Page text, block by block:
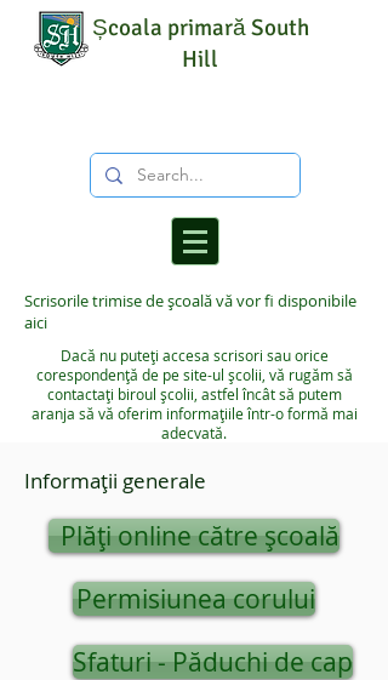
Școala primară South
Hill
Scrisorile trimise de școală vă vor fi disponibile
aici
Dacă nu puteți accesa scrisori sau orice
corespondență de pe site-ul școlii, vă rugăm să
contactați biroul școlii, astfel încât să putem
aranja să vă oferim informațiile într-o formă mai
adecvată.
Informații generale
Plăți online către școală
Permisiunea corului
Sfaturi - Păduchi de cap